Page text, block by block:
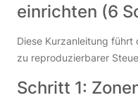
einrichten (6
Diese Kurzanleitung
zu reproduzierbarer
Schritt 1: